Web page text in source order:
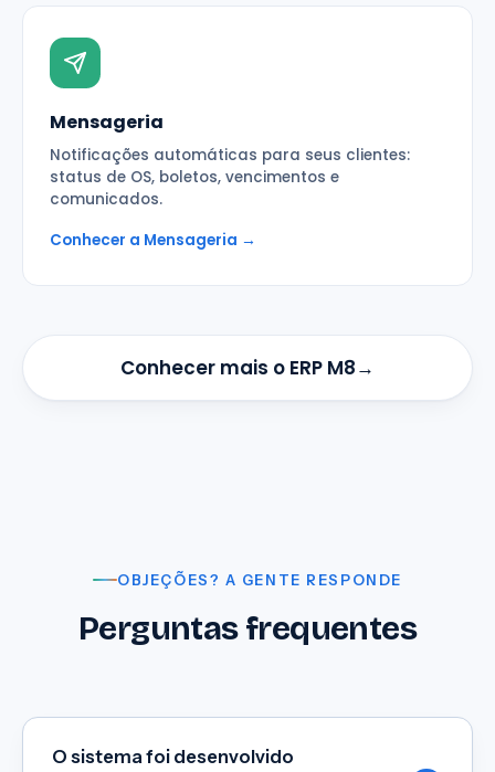
Mensageria
Notificações automáticas para seus clientes:
status de OS, boletos, vencimentos e
comunicados.
Conhecer a Mensageria →
Conhecer mais o ERP M8→
OBJEÇÕES? A GENTE RESPONDE
Perguntas frequentes
O sistema foi desenvolvido